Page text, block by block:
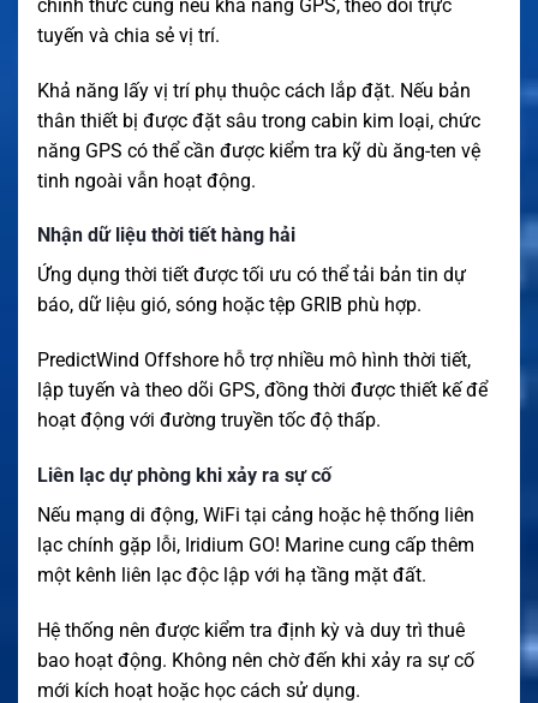
chính thức cũng nêu khả năng GPS, theo dõi trực
tuyến và chia sẻ vị trí.
Khả năng lấy vị trí phụ thuộc cách lắp đặt. Nếu bản
thân thiết bị được đặt sâu trong cabin kim loại, chức
năng GPS có thể cần được kiểm tra kỹ dù ăng-ten vệ
tinh ngoài vẫn hoạt động.
Nhận dữ liệu thời tiết hàng hải
Ứng dụng thời tiết được tối ưu có thể tải bản tin dự
báo, dữ liệu gió, sóng hoặc tệp GRIB phù hợp.
PredictWind Offshore hỗ trợ nhiều mô hình thời tiết,
lập tuyến và theo dõi GPS, đồng thời được thiết kế để
hoạt động với đường truyền tốc độ thấp.
Liên lạc dự phòng khi xảy ra sự cố
Nếu mạng di động, WiFi tại cảng hoặc hệ thống liên
lạc chính gặp lỗi, Iridium GO! Marine cung cấp thêm
một kênh liên lạc độc lập với hạ tầng mặt đất.
Hệ thống nên được kiểm tra định kỳ và duy trì thuê
bao hoạt động. Không nên chờ đến khi xảy ra sự cố
mới kích hoạt hoặc học cách sử dụng.